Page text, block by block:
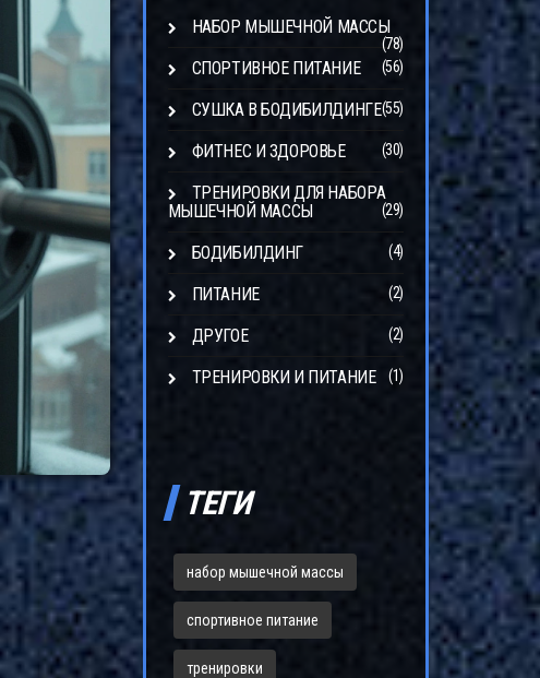
НАБОР МЫШЕЧНОЙ МАССЫ
(78)
СПОРТИВНОЕ ПИТАНИЕ (56)
СУШКА В БОДИБИЛДИНГЕ(55)
ФИТНЕС И ЗДОРОВЬЕ (30)
ТРЕНИРОВКИ ДЛЯ НАБОРА
МЫШЕЧНОЙ МАССЫ
(29)
БОДИБИЛДИНГ (4)
ПИТАНИЕ (2)
ДРУГОЕ (2)
ТРЕНИРОВКИ И ПИТАНИЕ (1)
ТЕГИ
набор мышечной массы
спортивное питание
тренировки